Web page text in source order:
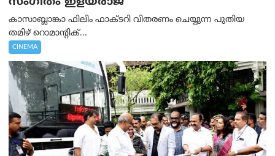
കാസാബ്ലാങ്കാ ഫിലിം ഫാക്ടറി വിതരണം ചെയ്യുന്ന പുതിയ
തമിഴ് റൊമാന്റിക്...
CINEMA